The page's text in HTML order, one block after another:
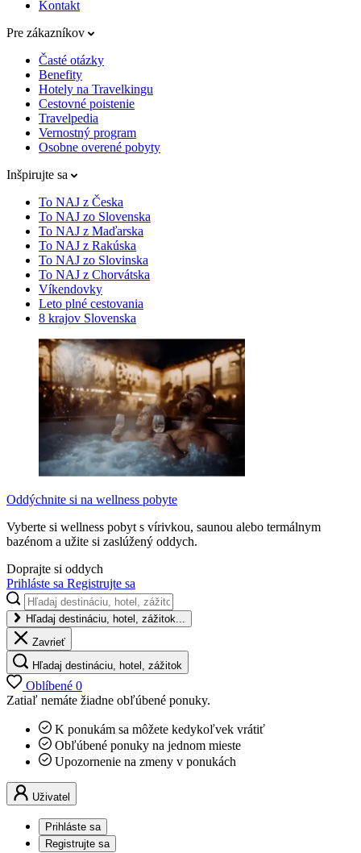
Kontakt
Pre zákazníkov
Časté otázky
Benefity
Hotely na Travelkingu
Cestovné poistenie
Travelpedia
Vernostný program
Osobne overené pobyty
Inšpirujte sa
To NAJ z Česka
To NAJ zo Slovenska
To NAJ z Maďarska
To NAJ z Rakúska
To NAJ zo Slovinska
To NAJ z Chorvátska
Víkendovky
Leto plné cestovania
8 krajov Slovenska
Oddýchnite si na wellness pobyte
Vyberte si wellness pobyt s vírivkou, saunou alebo termálnym
bazénom a užite si zaslúžený oddych.
Doprajte si oddych
Prihláste sa Registrujte sa
Hľadaj destináciu, hotel, zážitok...
Zavrieť
Hľadaj destináciu, hotel, zážitok
Oblíbené 0
Zatiaľ nemáte žiadne obľúbené ponuky.
K ponukám sa môžete kedykoľvek vrátiť
Obľúbené ponuky na jednom mieste
Upozornenie na zmeny v ponukách
Uživatel
Prihláste sa
Registrujte sa